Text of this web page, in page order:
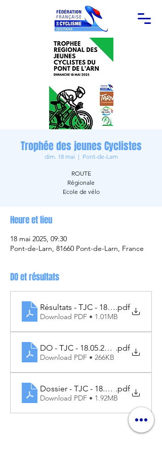
Trophée des jeunes Cyclistes
dim. 18 mai
  |
Pont-de-Larn
ROUTE
Régionale
Ecole de vélo
Heure et lieu
18 mai 2025, 09:30
Pont-de-Larn, 81660 Pont-de-Larn, France
DO et résultats
Résultats - TJC - 18.05.2025
.pdf
Download PDF • 1.01MB
DO - TJC - 18.05.2025.pdf
Download PDF • 266KB
Dossier - TJC - 18.05.2025
.pdf
Download PDF • 1.92MB